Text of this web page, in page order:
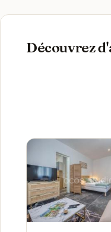
Découvrez